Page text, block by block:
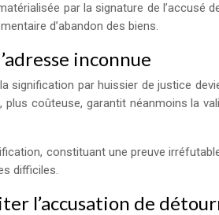
par la signature de l’accusé
d’abandon des biens.
inconnue
par huissier de justice
coûteuse, garantit néanmoins la
constituant une preuve
difficiles.
l’accusation de